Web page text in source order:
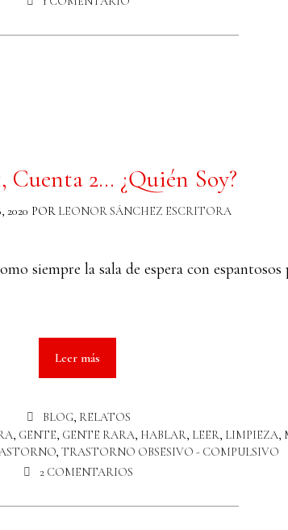
Cuenta 2… ¿Quién Soy?
2020 POR LEONOR SÁNCHEZ ESCRITORA
siempre la sala de espera con espantosos
Leer más
BLOG, RELATOS
, GENTE, GENTE RARA, HABLAR, LEER, LIMPIEZA,
, TRASTORNO OBSESIVO - COMPULSIVO
2 COMENTARIOS